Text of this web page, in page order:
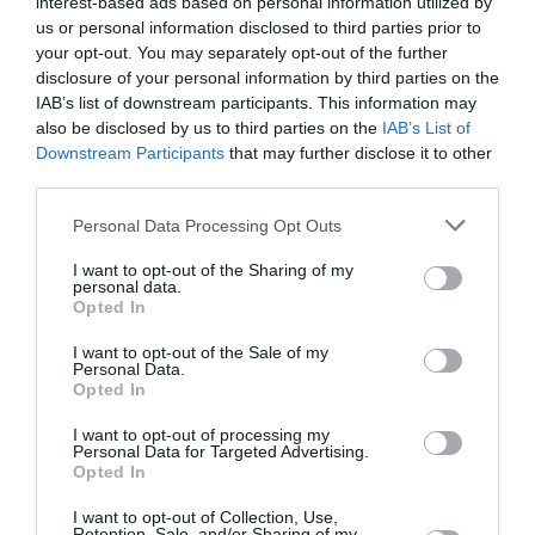
us or personal information disclosed to third parties prior to
your opt-out. You may separately opt-out of the further
disclosure of your personal information by third parties on the
IAB’s list of downstream participants. This information may
also be disclosed by us to third parties on the IAB’s List of
Downstream Participants that may further disclose it to other
Personal Data Processing Opt Outs
I want to opt-out of the Sharing of my
personal data.
Opted In
I want to opt-out of the Sale of my
Personal Data.
Opted In
I want to opt-out of processing my
Personal Data for Targeted Advertising.
Opted In
I want to opt-out of Collection, Use,
Η Ταράτσα του Φοίβου επιστρέφει!
Ταυτότητα Εκδήλωσης
Ημερομηνία:
Ώρα έναρξης: 20:30
Τοποθεσία:
Θέατρο Άλσος, Ευελπίδων 4, Κυψέλη-Πεδίον του
Θέατρο Άλσος ΔΕΗ
Eισιτήρια:
Από 15€